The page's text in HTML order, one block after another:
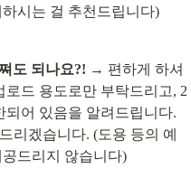
시는 걸 추천드립니다)
도 되나요?! → 편하게 하셔
드 용도로만 부탁드리고, 2
되어 있음을 알려드립니다.
리겠습니다. (도용 등의 예
드리지 않습니다)